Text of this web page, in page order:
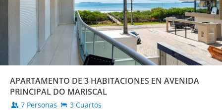
APARTAMENTO DE 3 HABITACIONES EN AVENIDA
PRINCIPAL DO MARISCAL
7 Personas 3 Cuartos